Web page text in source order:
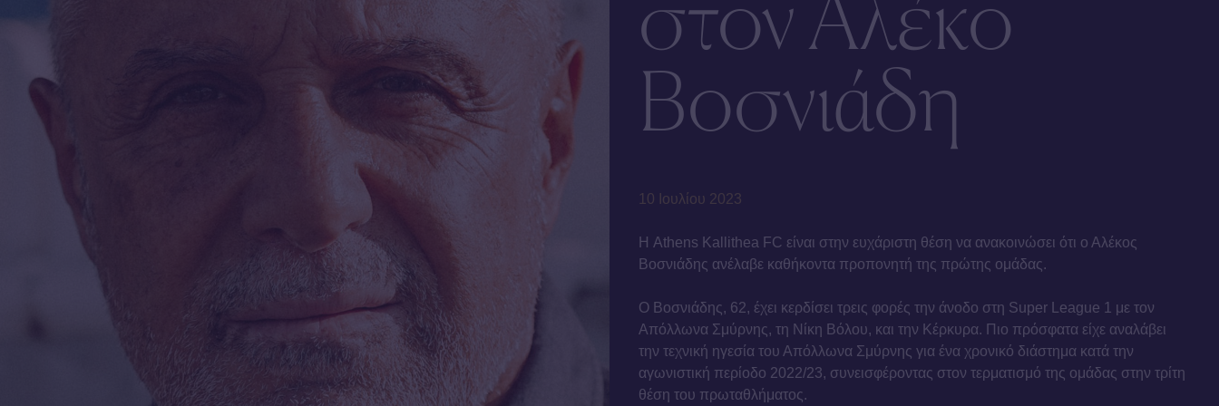
Βοσνιάδη
10 Ιουλίου 2023
Η Athens Kallithea FC είναι στην ευχάριστη θέση να ανακοινώσει ότι ο Αλέκος
Βοσνιάδης ανέλαβε καθήκοντα προπονητή της πρώτης ομάδας.
Ο Βοσνιάδης, 62, έχει κερδίσει τρεις φορές την άνοδο στη Super League 1 με τον
Απόλλωνα Σμύρνης, τη Νίκη Βόλου, και την Κέρκυρα. Πιο πρόσφατα είχε αναλάβει
την τεχνική ηγεσία του Απόλλωνα Σμύρνης για ένα χρονικό διάστημα κατά την
αγωνιστική περίοδο 2022/23, συνεισφέροντας στον τερματισμό της ομάδας στην τρίτη
θέση του πρωταθλήματος.